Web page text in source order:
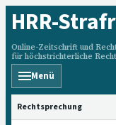
HRR-
Online-Zeitschrift und
für höchstrichterliche
Menü
HRRS durchsuchen